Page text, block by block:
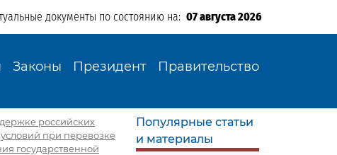
документы по состоянию на: 07 августа 2026
Законы Президент Правительство
российских
при перевозке
государственной
Популярные статьи
и материалы